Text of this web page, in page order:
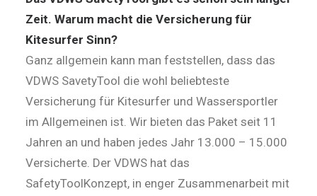
Zeit. Warum macht die Versicherung für
Kitesurfer Sinn?
Ganz allgemein kann man feststellen, dass das
VDWS SavetyTool die wohl beliebteste
Versicherung für Kitesurfer und Wassersportler
im Allgemeinen ist. Wir bieten das Paket seit 11
Jahren an und haben jedes Jahr 13.000 – 15.000
Versicherte. Der VDWS hat das
SafetyToolKonzept, in enger Zusammenarbeit mit